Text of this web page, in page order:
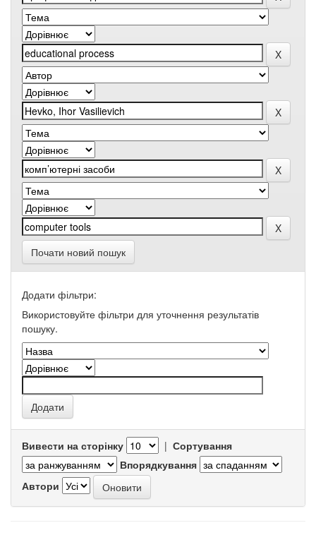
Почати новий пошук
Додати фільтри:
Використовуйте фільтри для уточнення результатів
пошуку.
Вивести на сторінку | Сортування
Впорядкування
Автори